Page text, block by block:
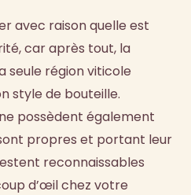
avec raison quelle est
car après tout, la
seule région viticole
style de bouteille.
possèdent également
propres et portant leur
reconnaissables
d’œil chez votre